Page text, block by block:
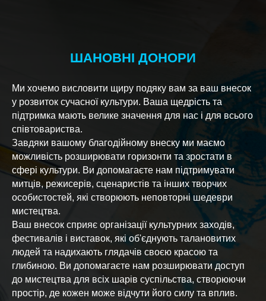
ШАНОВНІ ДОНОРИ
Ми хочемо висловити щиру подяку вам за ваш внесок
у розвиток сучасної культури. Ваша щедрість та
підтримка мають велике значення для нас і для всього
співтовариства.
Завдяки вашому благодійному внеску ми маємо
можливість розширювати горизонти та зростати в
сфері культури. Ви допомагаєте нам підтримувати
митців, режисерів, сценаристів та інших творчих
особистостей, які створюють неповторні шедеври
мистецтва.
Ваш внесок сприяє організації культурних заходів,
фестивалів і виставок, які об'єднують талановитих
людей та надихають глядачів своєю красою та
глибиною. Ви допомагаєте нам розширювати доступ
до мистецтва для всіх шарів суспільства, створюючи
простір, де кожен може відчути його силу та вплив.